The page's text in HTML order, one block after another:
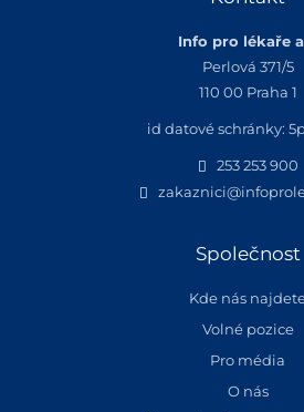
Info pro lékaře
Perlová 371/5
110 00 Praha 1
id datové schránky:
253 253 900
Společnost
Kde nás
Volné pozice
Pro média
O nás